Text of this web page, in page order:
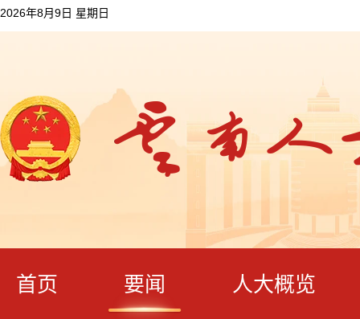
2026年8月9日 星期日
首页 要闻 人大概览